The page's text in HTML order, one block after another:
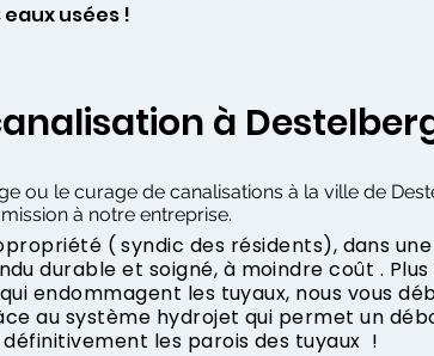
usées !
à
ou le curage de canalisations à la ville de
mission à notre entreprise.
( syndic des résidents), dans
durable et soigné, à moindre coût .
endommagent les tuyaux, nous vous
au système hydrojet qui permet un
les parois des tuyaux !